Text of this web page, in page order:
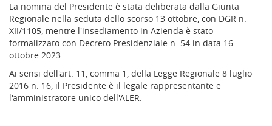
La nomina del Presidente è stata deliberata dalla Giunta
Regionale nella seduta dello scorso 13 ottobre, con DGR n.
XII/1105, mentre l'insediamento in Azienda è stato
formalizzato con Decreto Presidenziale n. 54 in data 16
ottobre 2023.
Ai sensi dell'art. 11, comma 1, della Legge Regionale 8 luglio
2016 n. 16, il Presidente è il legale rappresentante e
l'amministratore unico dell'ALER.